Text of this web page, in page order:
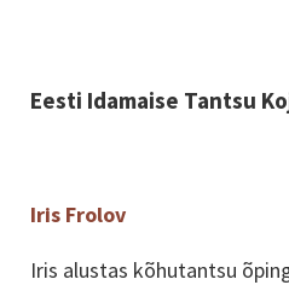
Eesti Idamaise Tantsu
Iris Frolov
Iris alustas kõhutantsu